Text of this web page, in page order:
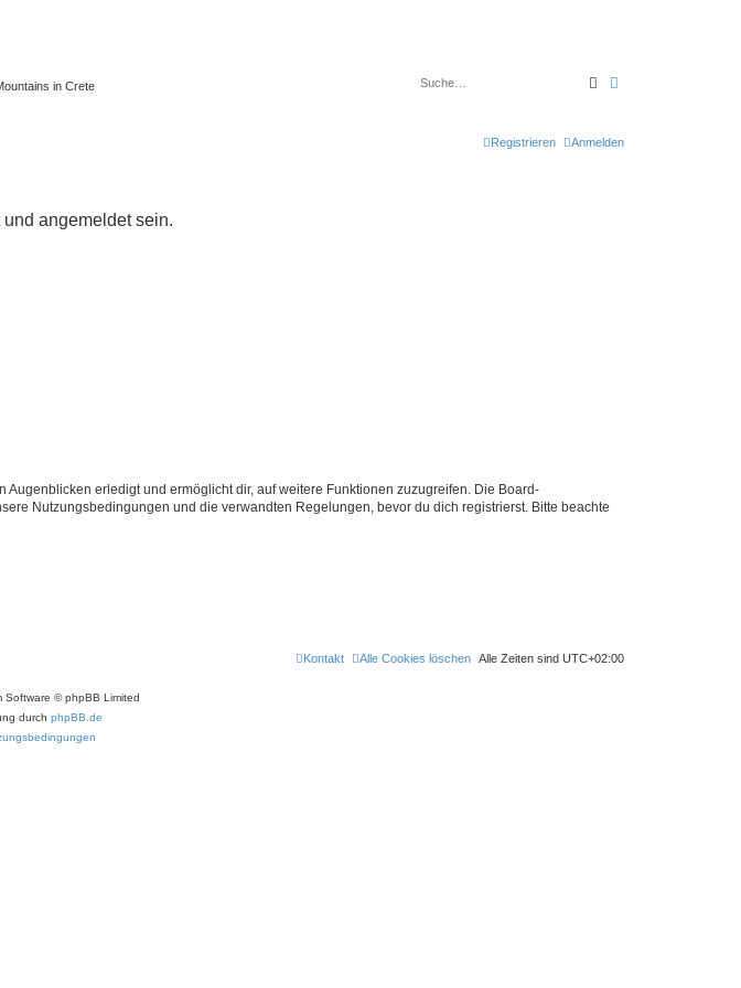
in Crete Suche
Anmelden
Registrieren
angemeldet sein.
erledigt und ermöglicht dir, auf weitere Funktionen zuzugreifen. Die Board-
Nutzungsbedingungen und die verwandten Regelungen, bevor du dich registrierst. Bitte beachte
Alle Zeiten sind UTC+02:00
Alle Cookies löschen
Kontakt
Software © phpBB Limited
durch phpBB.de